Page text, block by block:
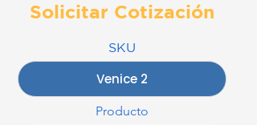
Solicitar Cotización
SKU
Producto